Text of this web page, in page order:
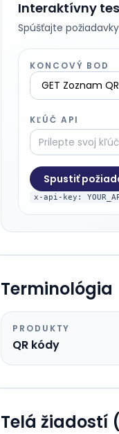
Interaktívny
Spúšťajte
KONCOVÝ BOD
KĽÚČ API
Spustiť
x-api-key:
Terminológia
PRODUKTY
QR kódy
Telá žiadostí